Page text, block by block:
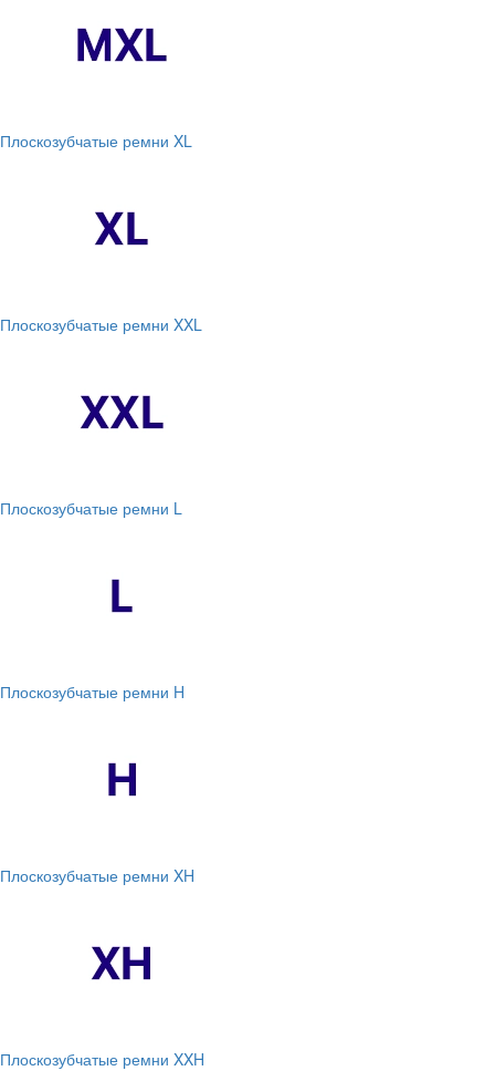
Плоскозубчатые ремни XL
Плоскозубчатые ремни XXL
Плоскозубчатые ремни L
Плоскозубчатые ремни H
Плоскозубчатые ремни XH
Плоскозубчатые ремни XXH